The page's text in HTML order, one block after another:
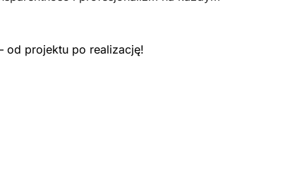
od projektu po realizację!